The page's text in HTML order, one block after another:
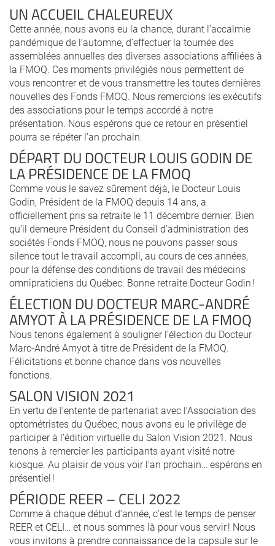
UN ACCUEIL CHALEUREUX
Cette année, nous avons eu la chance, durant l’accalmie
pandémique de l’automne, d’effectuer la tournée des
assemblées annuelles des diverses associations affiliées à
la FMOQ. Ces moments privilégiés nous permettent de
vous rencontrer et de vous transmettre les toutes dernières
nouvelles des Fonds FMOQ. Nous remercions les exécutifs
des associations pour le temps accordé à notre
présentation. Nous espérons que ce retour en présentiel
pourra se répéter l’an prochain.
DÉPART DU DOCTEUR LOUIS GODIN DE
LA PRÉSIDENCE DE LA FMOQ
Comme vous le savez sûrement déjà, le Docteur Louis
Godin, Président de la FMOQ depuis 14 ans, a
officiellement pris sa retraite le 11 décembre dernier. Bien
qu’il demeure Président du Conseil d’administration des
sociétés Fonds FMOQ, nous ne pouvons passer sous
silence tout le travail accompli, au cours de ces années,
pour la défense des conditions de travail des médecins
omnipraticiens du Québec. Bonne retraite Docteur Godin !
ÉLECTION DU DOCTEUR MARC-ANDRÉ
AMYOT À LA PRÉSIDENCE DE LA FMOQ
Nous tenons également à souligner l’élection du Docteur
Marc-André Amyot à titre de Président de la FMOQ.
Félicitations et bonne chance dans vos nouvelles
fonctions.
SALON VISION 2021
En vertu de l’entente de partenariat avec l’Association des
optométristes du Québec, nous avons eu le privilège de
participer à l’édition virtuelle du Salon Vision 2021. Nous
tenons à remercier les participants ayant visité notre
kiosque. Au plaisir de vous voir l’an prochain… espérons en
présentiel !
PÉRIODE REER – CELI 2022
Comme à chaque début d’année, c’est le temps de penser
REER et CELI… et nous sommes là pour vous servir ! Nous
vous invitons à prendre connaissance de la capsule sur le